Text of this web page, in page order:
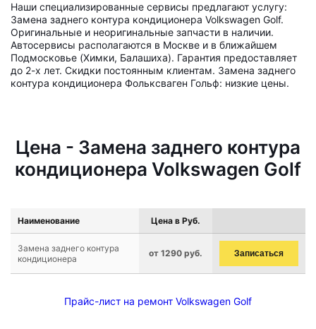
Наши специализированные сервисы предлагают услугу:
Замена заднего контура кондиционера Volkswagen Golf.
Оригинальные и неоригинальные запчасти в наличии.
Автосервисы располагаются в Москве и в ближайшем
Подмосковье (Химки, Балашиха). Гарантия предоставляет
до 2-х лет. Скидки постоянным клиентам. Замена заднего
контура кондиционера Фольксваген Гольф: низкие цены.
Цена - Замена заднего контура
кондиционера Volkswagen Golf
Наименование Цена в Руб.
Замена заднего контура
кондиционера
от 1290 руб. Записаться
Прайс-лист на ремонт Volkswagen Golf